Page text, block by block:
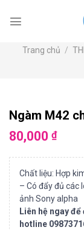
Trang chủ /
Ngàm M42
80,000 ₫
Chất liệu: Hợp
– Có đẩy đủ các
ảnh Sony alpha
Liên hệ ngay
hotline